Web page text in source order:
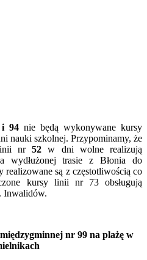
i 94 nie będą wykonywane kursy
nauki szkolnej. Przypominamy, że
linii nr52 w dni wolne realizują
wydłużonej trasie z Błonia do
są z częstotliwością co
kursy linii nr 73 obsługują
Inwalidów.
nr 99 na plażę w